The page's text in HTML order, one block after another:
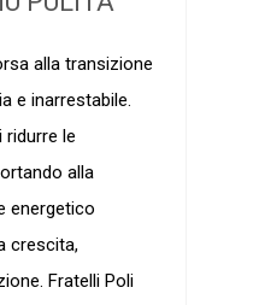
alla transizione
e inarrestabile.
ridurre le
alla
energetico
crescita,
Fratelli Poli